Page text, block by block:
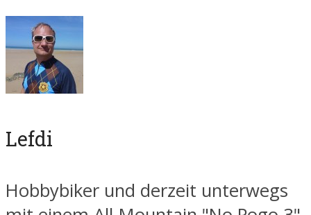
Lefdi
Hobbybiker und derzeit unterwegs